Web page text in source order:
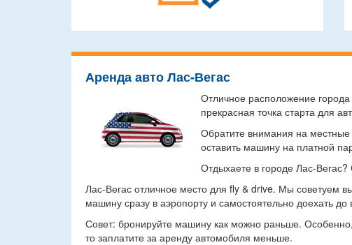
Аренда авто Лас-Вегас
Отличное расположение
прекрасная точка старта для
Обратите внимания на местные
оставить машину на платной
Отдыхаете в городе Лас-
Лас-Вегас отличное место для fly & drive. Мы советуем
машину сразу в аэропорту и самостоятельно доехать
Совет: бронируйте машину как можно раньше.
то заплатите за аренду автомобиля меньше.